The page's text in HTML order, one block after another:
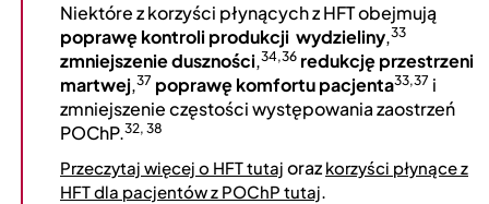
Niektóre z korzyści płynących z HFT obejmują
poprawę kontroli produkcji wydzieliny,33
zmniejszenie duszności,34,36 redukcję przestrzeni
martwej,37 poprawę komfortu pacjenta33,37 i
zmniejszenie częstości występowania zaostrzeń
POChP.32, 38
Przeczytaj więcej o HFT tutaj oraz korzyści płynące z
HFT dla pacjentów z POChP tutaj.